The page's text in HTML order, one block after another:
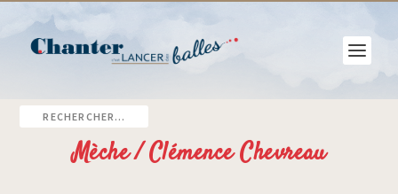
Mèche / Clémence Chevreau